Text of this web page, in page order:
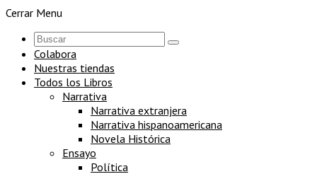
Cerrar Menu
Colabora
Nuestras tiendas
Todos los Libros
Narrativa
Narrativa extranjera
Narrativa hispanoamericana
Novela Histórica
Ensayo
Política